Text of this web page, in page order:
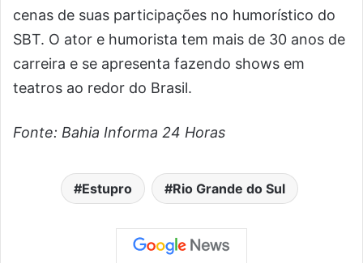
cenas de suas participações no humorístico do
SBT. O ator e humorista tem mais de 30 anos de
carreira e se apresenta fazendo shows em
teatros ao redor do Brasil.
Fonte: Bahia Informa 24 Horas
Estupro Rio Grande do Sul